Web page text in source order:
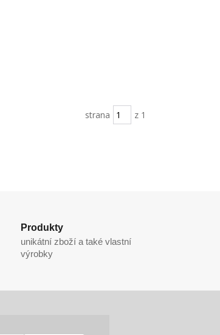
strana z 1
Produkty
unikátní zboží a také vlastní
výrobky